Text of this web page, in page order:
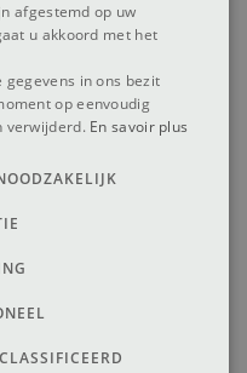
afgestemd op uw
u akkoord met het
gegevens in ons bezit
op eenvoudig
verwijderd. En savoir plus